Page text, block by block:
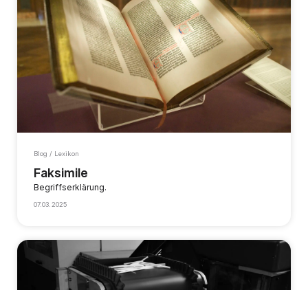
Blog / Lexikon
Faksimile
Begriffserklärung.
07.03.2025